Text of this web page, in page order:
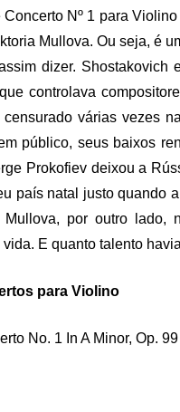
Nº 1 para
Mullova. Ou seja, é
dizer.
controlava
várias vezes
público, seus baixos
Prokofiev deixou a
país natal justo quando
por outro lado,
vida. E quanto talento
para Violino
No. 1 In A Minor, Op. 99